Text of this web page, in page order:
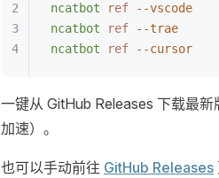
ncatbot ref --vscode
ncatbot ref --trae
ncatbot ref --cursor
一键从 GitHub Releases 下载最
加速）。
也可以手动前往 GitHub Releases